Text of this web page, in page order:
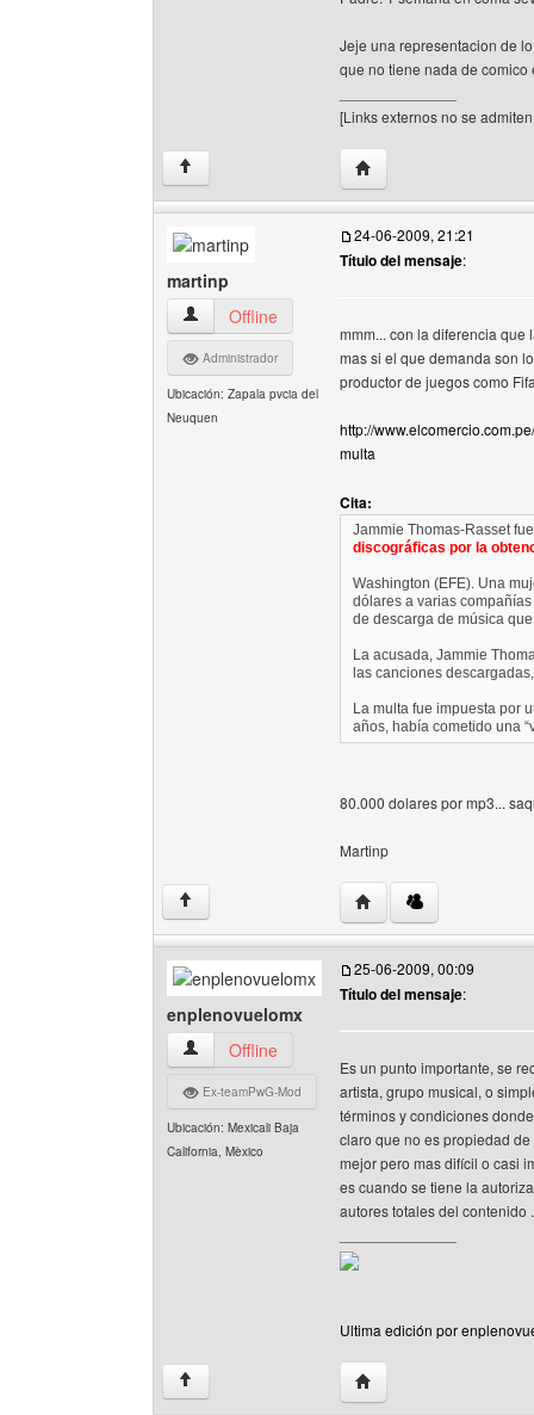
Jeje una representacion de
que no tiene nada de
[Links externos no se
↑ Visitar sitio web del
martinp
martinp Ver perfil del usuario
Offline
Administrador
Ubicación: Zapala pvcia del
Neuquen
24-06-2009, 21:21
Título del mensaje:
mmm... con la diferencia que
mas si el que demanda son
productor de juegos como
http://
multa
Cita:
Jammie Thomas-Rasset
discográficas por la
Washington (EFE). Una
dólares a varias
de descarga de música
La acusada, Jammie
las canciones
La multa fue impuesta por
años, había cometido una
80.000 dolares por mp3...
Martinp
↑ Visitar sitio web del
enplenovuelomx
enplenovuelomx Ver perfil del usuario
Offline
Ex-teamPwG-Mod
Ubicación: Mexicali Baja
California, Mèxico
25-06-2009, 00:09
Título del mensaje:
Es un punto importante, se
artista, grupo musical, o
términos y condiciones
claro que no es propiedad
mejor pero mas difícil o casi
es cuando se tiene la
autores totales del contenido
Ultima edición por
↑ Visitar sitio web del